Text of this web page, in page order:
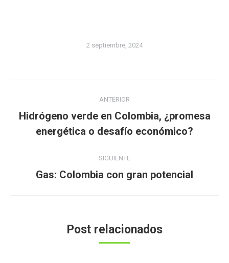
2 septiembre, 2024
entre
publicaciones
ANTERIOR
Publicación
anterior:
Hidrógeno verde en Colombia, ¿promesa
energética o desafío económico?
SIGUIENTE
Publicación
Gas: Colombia con gran potencial
Post relacionados